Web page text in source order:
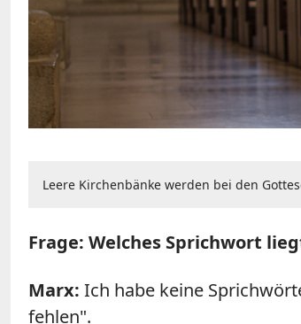
Leere Kirchenbänke werden bei den
Frage: Welches Sprichwort
Marx: Ich habe keine
fehlen".